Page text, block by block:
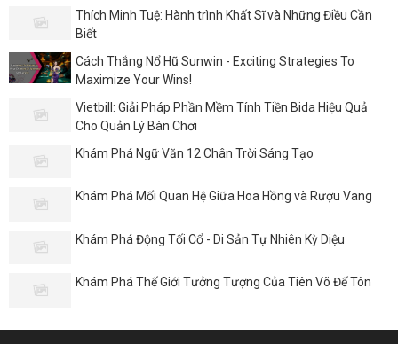
Thích Minh Tuệ: Hành trình Khất Sĩ và Những Điều Cần
Biết
Cách Thắng Nổ Hũ Sunwin - Exciting Strategies To
Maximize Your Wins!
Vietbill: Giải Pháp Phần Mềm Tính Tiền Bida Hiệu Quả
Cho Quản Lý Bàn Chơi
Khám Phá Ngữ Văn 12 Chân Trời Sáng Tạo
Khám Phá Mối Quan Hệ Giữa Hoa Hồng và Rượu Vang
Khám Phá Động Tối Cổ - Di Sản Tự Nhiên Kỳ Diệu
Khám Phá Thế Giới Tưởng Tượng Của Tiên Võ Đế Tôn